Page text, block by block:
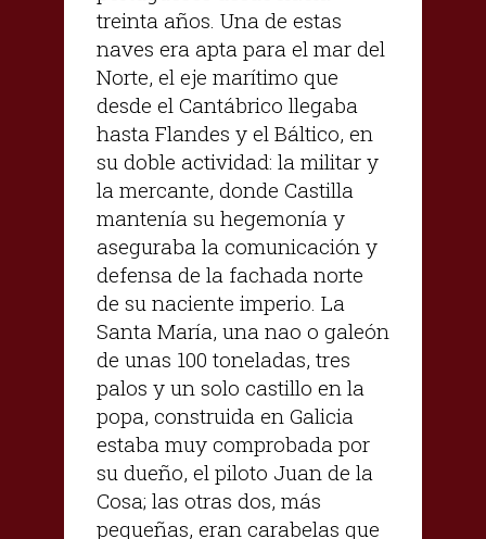
treinta años. Una de estas
naves era apta para el mar del
Norte, el eje marítimo que
desde el Cantábrico llegaba
hasta Flandes y el Báltico, en
su doble actividad: la militar y
la mercante, donde Castilla
mantenía su hegemonía y
aseguraba la comunicación y
defensa de la fachada norte
de su naciente imperio. La
Santa María, una nao o galeón
de unas 100 toneladas, tres
palos y un solo castillo en la
popa, construida en Galicia
estaba muy comprobada por
su dueño, el piloto Juan de la
Cosa; las otras dos, más
pequeñas, eran carabelas que